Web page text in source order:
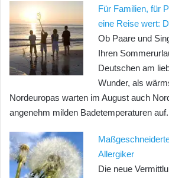
Für Familien, für
eine Reise wert:
Ob Paare und
Ihren
Deutschen am
Wunder, als
Nordeuropas warten im August auch
angenehm milden Badetemperaturen auf.
Allergiker
Die neue